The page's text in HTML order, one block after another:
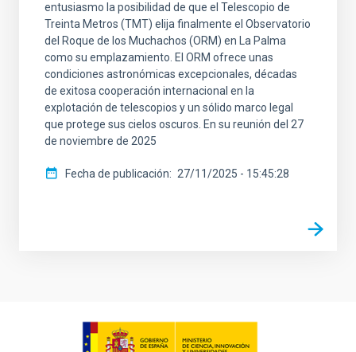
entusiasmo la posibilidad de que el Telescopio de
Treinta Metros (TMT) elija finalmente el Observatorio
del Roque de los Muchachos (ORM) en La Palma
como su emplazamiento. El ORM ofrece unas
condiciones astronómicas excepcionales, décadas
de exitosa cooperación internacional en la
explotación de telescopios y un sólido marco legal
que protege sus cielos oscuros. En su reunión del 27
de noviembre de 2025
Fecha de publicación 27/11/2025 - 15:45:28